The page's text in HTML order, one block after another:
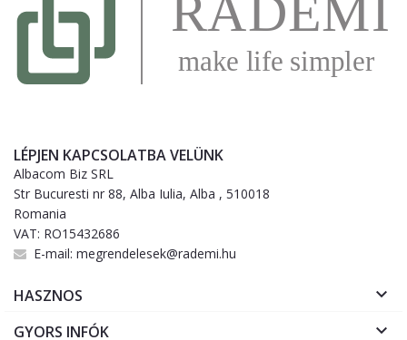
LÉPJEN KAPCSOLATBA VELÜNK
Albacom Biz SRL
Str Bucuresti nr 88, Alba Iulia, Alba , 510018
Romania
VAT: RO15432686
E-mail: megrendelesek@rademi.hu
HASZNOS 
GYORS INFÓK 